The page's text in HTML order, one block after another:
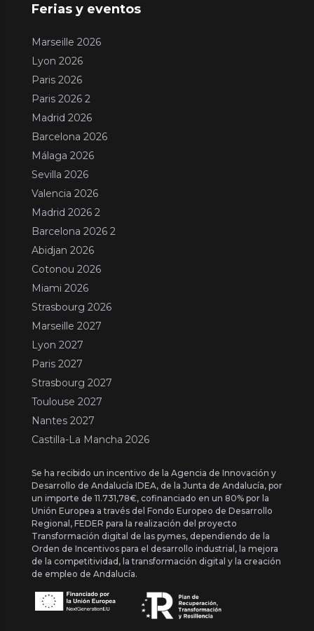
Ferias y eventos
Marseille 2026
Lyon 2026
Paris 2026
Paris 2026 2
Madrid 2026
Barcelona 2026
Málaga 2026
Sevilla 2026
Valencia 2026
Madrid 2026 2
Barcelona 2026 2
Abidjan 2026
Cotonou 2026
Miami 2026
Strasbourg 2026
Marseille 2027
Lyon 2027
Paris 2027
Strasbourg 2027
Toulouse 2027
Nantes 2027
Castilla-La Mancha 2026
Se ha recibido un incentivo de la Agencia de Innovación y
Desarrollo de Andalucía IDEA, de la Junta de Andalucía, por
un importe de 11.731,78€, cofinanciado en un 80% por la
Unión Europea a través del Fondo Europeo de Desarrollo
Regional, FEDER para la realización del proyecto
Transformación digital de las pymes, dependiendo de la
Orden de Incentivos para el desarrollo industrial, la mejora
de la competitividad, la transformación digital y la creación
de empleo de Andalucía.